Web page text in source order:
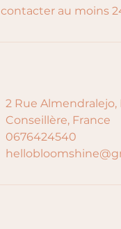
au moins
2 Rue
Conseillère, France
0676424540